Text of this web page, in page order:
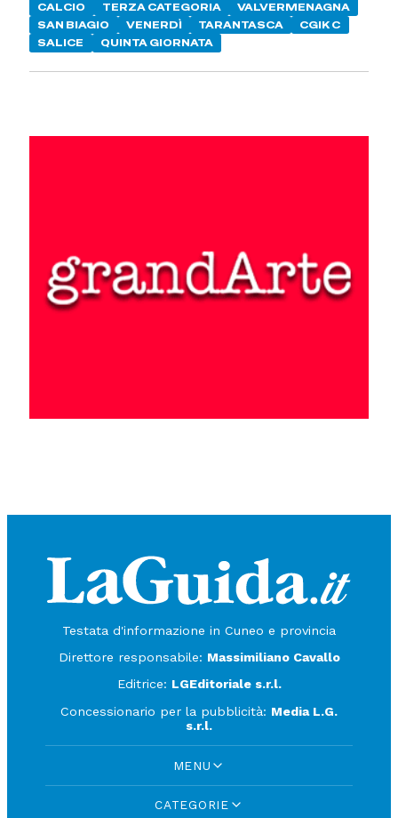
CALCIO
TERZA CATEGORIA
VALVERMENAGNA
SAN BIAGIO
VENERDÌ TARANTASCA
CGIK C
SALICE
QUINTA GIORNATA
Testata d'informazione in Cuneo e provincia
Direttore responsabile: Massimiliano Cavallo
Editrice: LGEditoriale s.r.l.
Concessionario per la pubblicità: Media L.G.
s.r.l.
MENU
CATEGORIE